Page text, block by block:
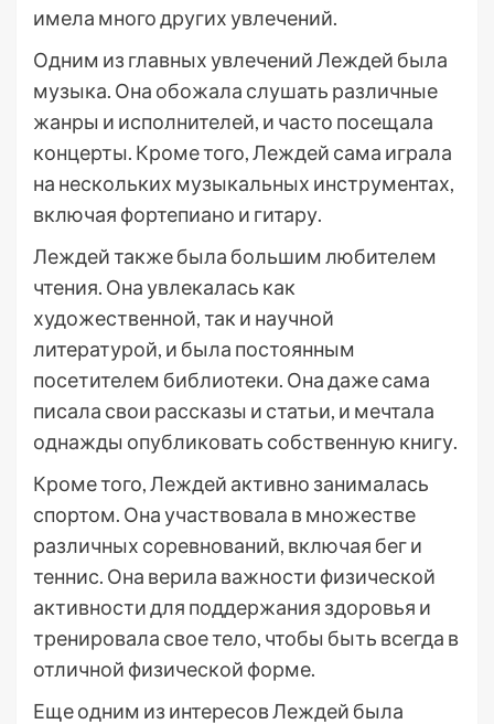
имела много других увлечений.
Одним из главных увлечений Леждей была
музыка. Она обожала слушать различные
жанры и исполнителей, и часто посещала
концерты. Кроме того, Леждей сама играла
на нескольких музыкальных инструментах,
включая фортепиано и гитару.
Леждей также была большим любителем
чтения. Она увлекалась как
художественной, так и научной
литературой, и была постоянным
посетителем библиотеки. Она даже сама
писала свои рассказы и статьи, и мечтала
однажды опубликовать собственную книгу.
Кроме того, Леждей активно занималась
спортом. Она участвовала в множестве
различных соревнований, включая бег и
теннис. Она верила важности физической
активности для поддержания здоровья и
тренировала свое тело, чтобы быть всегда в
отличной физической форме.
Еще одним из интересов Леждей была